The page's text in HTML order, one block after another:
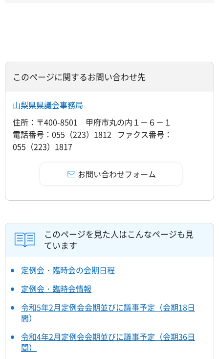
このページに関するお問い合わせ先
山梨県県議会事務局
住所：〒400-8501 甲府市丸の内１－６－１
電話番号：055（223）1812 ファクス番号：
055（223）1817
このページを見た人はこんなページも見
ています
定例会・臨時会の会期日程
定例会・臨時会情報
令和5年2月定例会会期並びに議事予定（会期18日
間）
令和4年2月定例会会期並びに議事予定（会期36日
間）